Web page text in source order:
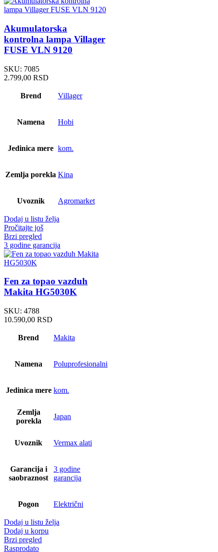
Akumulatorska
kontrolna lampa Villager
FUSE VLN 9120
SKU: 7085
2.799,00 RSD
Brend Villager
Namena Hobi
Jedinica mere kom.
Zemlja porekla Kina
Uvoznik Agromarket
Dodaj u listu želja
Pročitajte još
Brzi pregled
3 godine garancija
Fen za topao vazduh
Makita HG5030K
SKU: 4788
10.590,00 RSD
Brend Makita
Namena Poluprofesionalni
Jedinica mere kom.
Zemlja
porekla
Japan
Uvoznik Vermax alati
Garancija i
saobraznost
3 godine
garancija
Pogon Električni
Dodaj u listu želja
Dodaj u korpu
Brzi pregled
Rasprodato